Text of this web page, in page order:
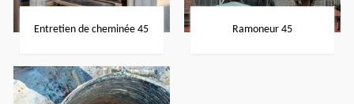
Entretien de cheminée 45 Ramoneur 45